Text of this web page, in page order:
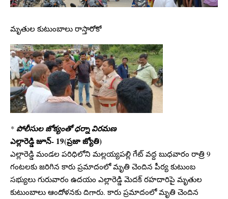
మృతుల కుటుంబాలు రాస్తారోకో
* పోలీసుల జోక్యంతో ధర్నా విరమణ
ఎల్లారెడ్డి జూన్- 19(ప్రజా జ్యోతి)
ఎల్లారెడ్డి మండల పరిధిలోని మల్లయ్యపల్లి గేట్ వద్ద బుధవారం రాత్రి 9
గంటలకు జరిగిన కారు ప్రమాదంలో మృతి చెందిన పీర్య కుటుంబ
సభ్యులు గురువారం ఉదయం ఎల్లారెడ్డి మెదక్ రహదారిపై మృతుల
కుటుంబాలు ఆందోళనకు దిగారు. కారు ప్రమాదంలో మృతి చెందిన